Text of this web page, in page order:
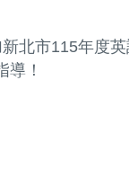
北市115年度
導！